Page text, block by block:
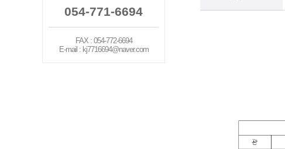
054-771-6694
FAX : 054-772-6694
E-mail : kj7716694@naver.com